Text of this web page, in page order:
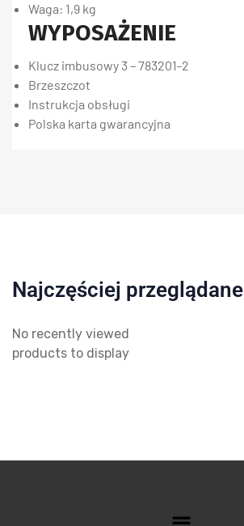
Waga: 1,9 kg
WYPOSAŻENIE
Klucz imbusowy 3 – 783201-2
Brzeszczot
Instrukcja obsługi
Polska karta gwarancyjna
Najczęściej przeglądane
No recently viewed
products to display